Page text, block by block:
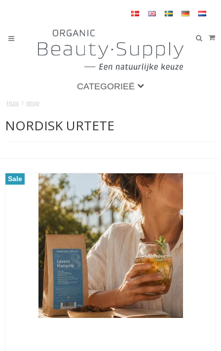
CATEGORIEË
Huis / shop
NORDISK URTETE
Sale